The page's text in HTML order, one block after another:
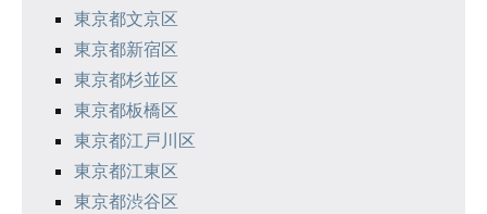
東京都文京区
東京都新宿区
東京都杉並区
東京都板橋区
東京都江戸川区
東京都江東区
東京都渋谷区